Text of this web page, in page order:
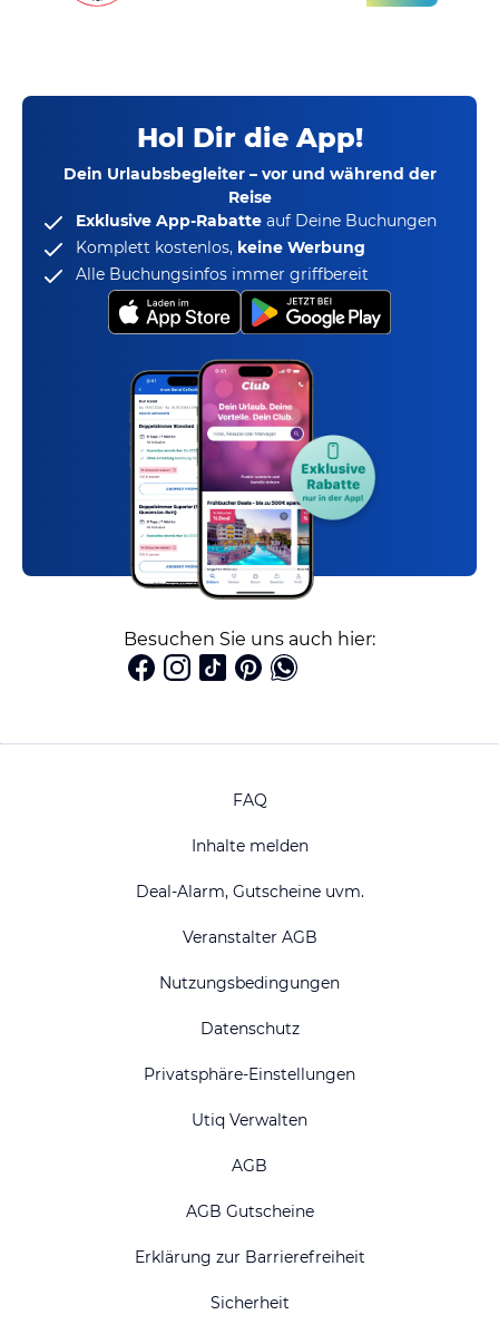
Hol Dir die App!
Dein Urlaubsbegleiter – vor und während der
Reise
Exklusive App-Rabatte auf Deine Buchungen
Komplett kostenlos, keine Werbung
Alle Buchungsinfos immer griffbereit
Besuchen Sie uns auch hier:
FAQ
Inhalte melden
Deal-Alarm, Gutscheine uvm.
Veranstalter AGB
Nutzungsbedingungen
Datenschutz
Privatsphäre-Einstellungen
Utiq Verwalten
AGB
AGB Gutscheine
Erklärung zur Barrierefreiheit
Sicherheit